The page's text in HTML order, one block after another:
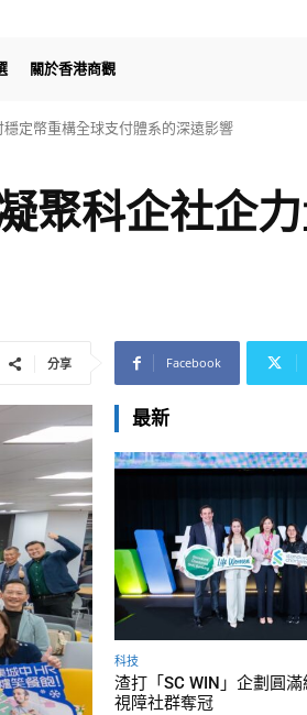
關於香港商觀
定幣重構全球支付體系的深遠影響
聚科企社企
分享 Facebook
最新
科技
渣打「SC WIN」企劃圓
視障社群奪冠